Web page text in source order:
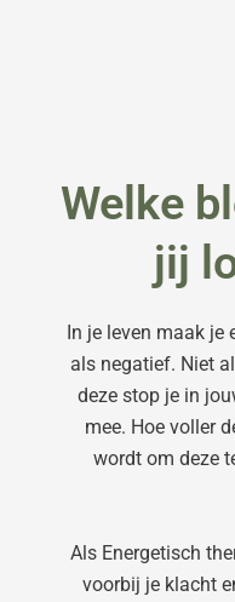
Welke
jij
In je leven maak
als negatief. Niet
deze stop je in
mee. Hoe voller
wordt om deze
Als Energetisch
voorbij je klacht